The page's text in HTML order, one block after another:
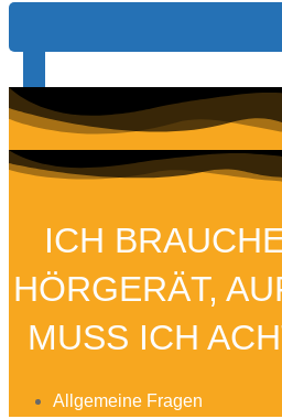
ICH
HÖRGERÄT,
MUSS ICH
Allgemeine Fragen